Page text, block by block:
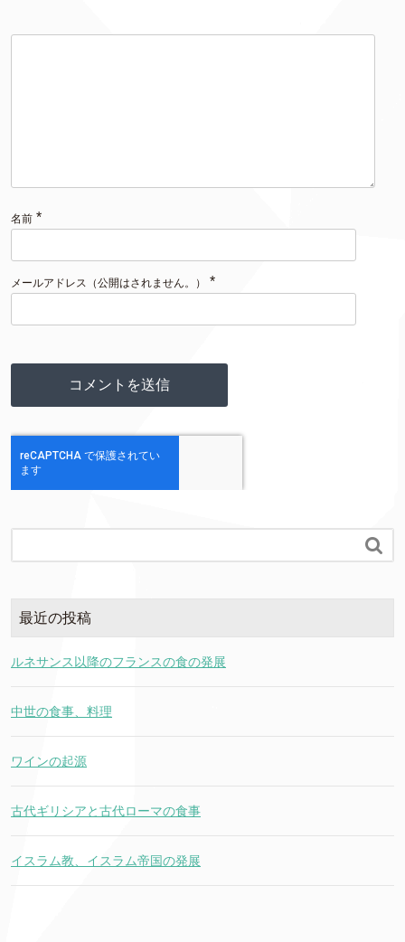
名前 *
メールアドレス（公開はされません。） *

最近の投稿
ルネサンス以降のフランスの食の発展
中世の食事、料理
ワインの起源
古代ギリシアと古代ローマの食事
イスラム教、イスラム帝国の発展